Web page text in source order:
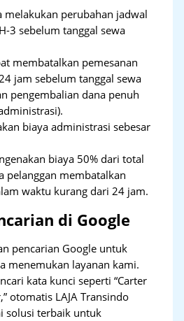
melakukan perubahan jadwal
3 sebelum tanggal sewa
membatalkan pemesanan
jam sebelum tanggal sewa
pengembalian dana penuh
biaya administrasi sebesar
biaya 50% dari total
pelanggan membatalkan
waktu kurang dari 24 jam.
di Google
pencarian Google untuk
menemukan layanan kami.
kata kunci seperti “Carter
otomatis LAJA Transindo
solusi terbaik untuk